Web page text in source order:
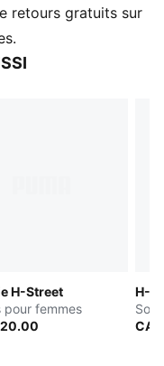
retours gratuits sur
H-Street
pour femmes
H-